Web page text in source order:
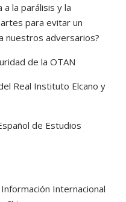
la parálisis y la
para evitar un
nuestros adversarios?
de la OTAN
Real Instituto Elcano y
de Estudios
Internacional